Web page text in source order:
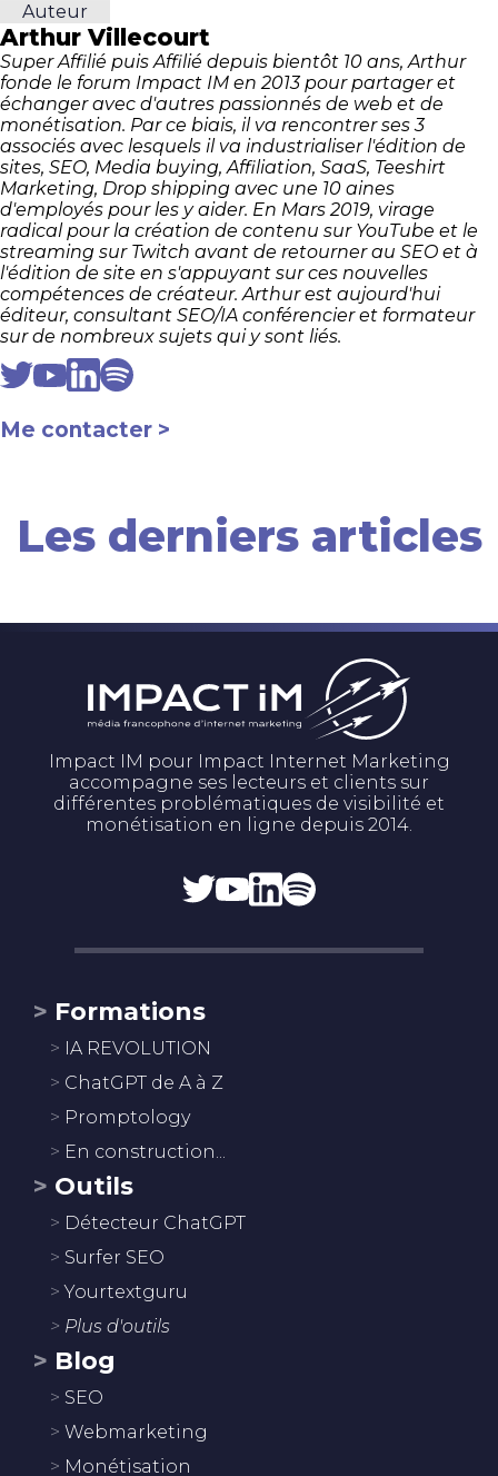
Auteur
Arthur Villecourt
Super Affilié puis Affilié depuis bientôt 10 ans, Arthur
fonde le forum Impact IM en 2013 pour partager et
échanger avec d'autres passionnés de web et de
monétisation. Par ce biais, il va rencontrer ses 3
associés avec lesquels il va industrialiser l'édition de
sites, SEO, Media buying, Affiliation, SaaS, Teeshirt
Marketing, Drop shipping avec une 10 aines
d'employés pour les y aider. En Mars 2019, virage
radical pour la création de contenu sur YouTube et le
streaming sur Twitch avant de retourner au SEO et à
l'édition de site en s'appuyant sur ces nouvelles
compétences de créateur. Arthur est aujourd'hui
éditeur, consultant SEO/IA conférencier et formateur
sur de nombreux sujets qui y sont liés.
Me contacter
Les derniers articles
Impact IM pour Impact Internet Marketing
accompagne ses lecteurs et clients sur
différentes problématiques de visibilité et
monétisation en ligne depuis 2014.
Formations
IA REVOLUTION
ChatGPT de A à Z
Promptology
En construction...
Outils
Détecteur ChatGPT
Surfer SEO
Yourtextguru
Plus d'outils
Blog
SEO
Webmarketing
Monétisation